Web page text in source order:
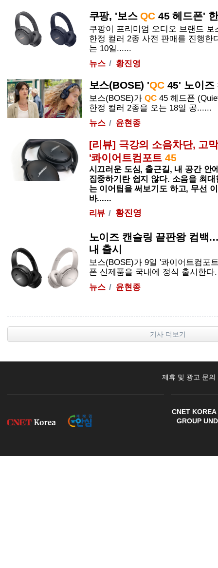
쿠팡, '보스QC 45 헤드폰'
쿠팡이 프리미엄 오디오 브랜드
한정 컬러 2종 사전 판매를 진행한
는 10일......
뉴스
황진영
보스(BOSE) 'QC 45' 노이즈
보스(BOSE)가 QC 45헤드폰
한정 컬러 2종을 오는 18일 공......
뉴스
윤현종
[리뷰] 극강의 소음차단, 고
'콰이어트컴포트45
시끄러운 도심, 출근길, 내 공간 안
집중하기란 쉽지 않다. 소음을 최
는 이어팁을 써보기도 하고, 무선
바......
리뷰
황진영
노이즈 캔슬링 끝판왕 컴백
내 출시
보스(BOSE)가 9일 '콰이어트컴포
폰 신제품을 국내에 정식 출시한
뉴스
윤현종
기사 더보기
제휴 및 광고 문의
CNET
GROUP